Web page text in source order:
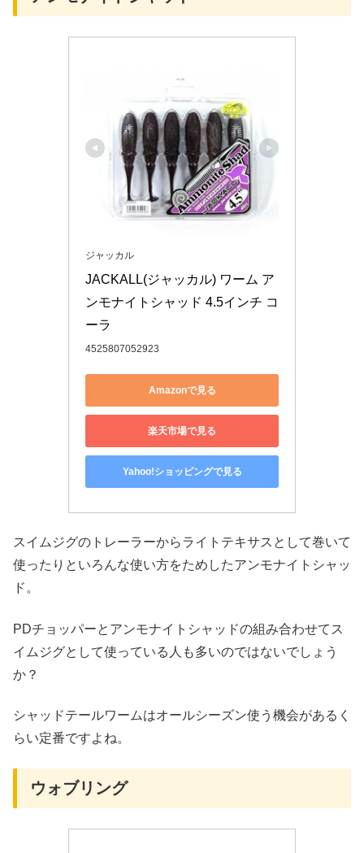
ジャッカル
JACKALL(ジャッカル) ワーム ア
ンモナイトシャッド 4.5インチ コ
ーラ
4525807052923
Amazonで見る
楽天市場で見る
Yahoo!ショッピングで見る
スイムジグのトレーラーからライトテキサスとして巻いて
使ったりといろんな使い方をためしたアンモナイトシャッ
ド。
PDチョッパーとアンモナイトシャッドの組み合わせてス
イムジグとして使っている人も多いのではないでしょう
か？
シャッドテールワームはオールシーズン使う機会があるく
らい定番ですよね。
ウォブリング